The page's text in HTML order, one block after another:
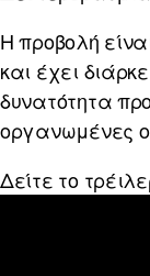
Η προβολή
και έχει
δυνατότητα
οργανωμένες
Δείτε το